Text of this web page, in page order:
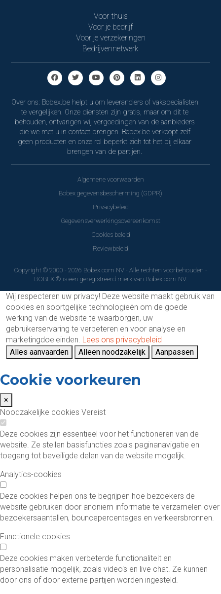
Voor thuis
Voor je bedrijf
Voor je verzekeringen
Bedrijvennetwerk
Over ons: Bobex.be helpt u om leveranciers of vakspecialisten
te vergelijken. Onze diensten zijn gratis, maar om dit te
behouden, ontvangen wij vergoedingen van de aanbieders
die we met u in contact brengen. Bobex.be verkoopt zelf
geen producten en onze rol beperkt zich tot het bij elkaar
brengen van de partijen.
Algemene voorwaarden
Bobex gegevensbescherming (GDPR)
Privacybeleid
Gegevensverwerkingsovereenkomst
Cookies beleid
Reviewbeleid
Copyright © 2000 - 2026 Bobex.com NV - Alle rechten voorbehouden -
BOBEX ® is een geregistreerd merk van Bobex.com NV.
Wij respecteren uw privacy! Deze website maakt gebruik van
cookies en soortgelijke technologieën om de goede
werking van de website te waarborgen, uw
gebruikerservaring te verbeteren en voor analyse en
marketingdoeleinden. Lees ons privacybeleid
Alles aanvaarden
Alleen noodzakelijk Aanpassen
Cookie voorkeuren
×
Noodzakelijke cookies Vereist
Deze cookies zijn essentieel voor het functioneren van de
website. Ze stellen basisfuncties zoals paginanavigatie en
toegang tot beveiligde delen van de website mogelijk.
Analytics-cookies
Deze cookies helpen ons te begrijpen hoe bezoekers de
website gebruiken door anoniem informatie te verzamelen over
bezoekersaantallen, bouncepercentages en verkeersbronnen.
Functionele cookies
Deze cookies maken verbeterde functionaliteit en
personalisatie mogelijk, zoals video's en live chat. Ze kunnen
door ons of door externe partijen worden ingesteld.